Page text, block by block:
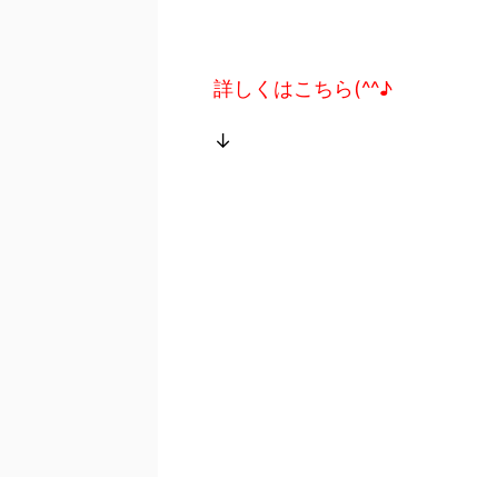
詳しくはこちら(^^♪
↓